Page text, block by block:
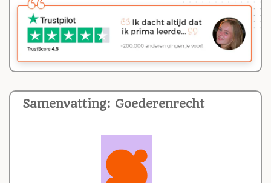
Samenvatting: Goederenrecht